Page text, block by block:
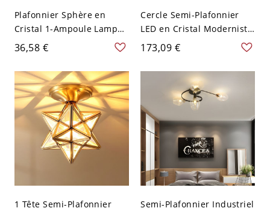
Plafonnier Sphère en
Cristal 1-Ampoule Lampe
Encastrée Moderne pour
Couloir - Noir 110 V-120 V
36,58 €
Cercle Semi-Plafonnier
LED en Cristal Moderniste
Montage Semi-Encastré
en Or pour Salon - Or 110
V-120 V 2 Gradation à
trois niveaux
173,09 €
1 Tête Semi-Plafonnier
Semi-Plafonnier Industriel